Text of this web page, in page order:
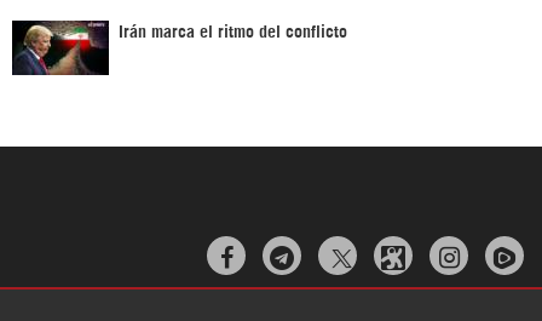
Irán marca el ritmo del conflicto
  